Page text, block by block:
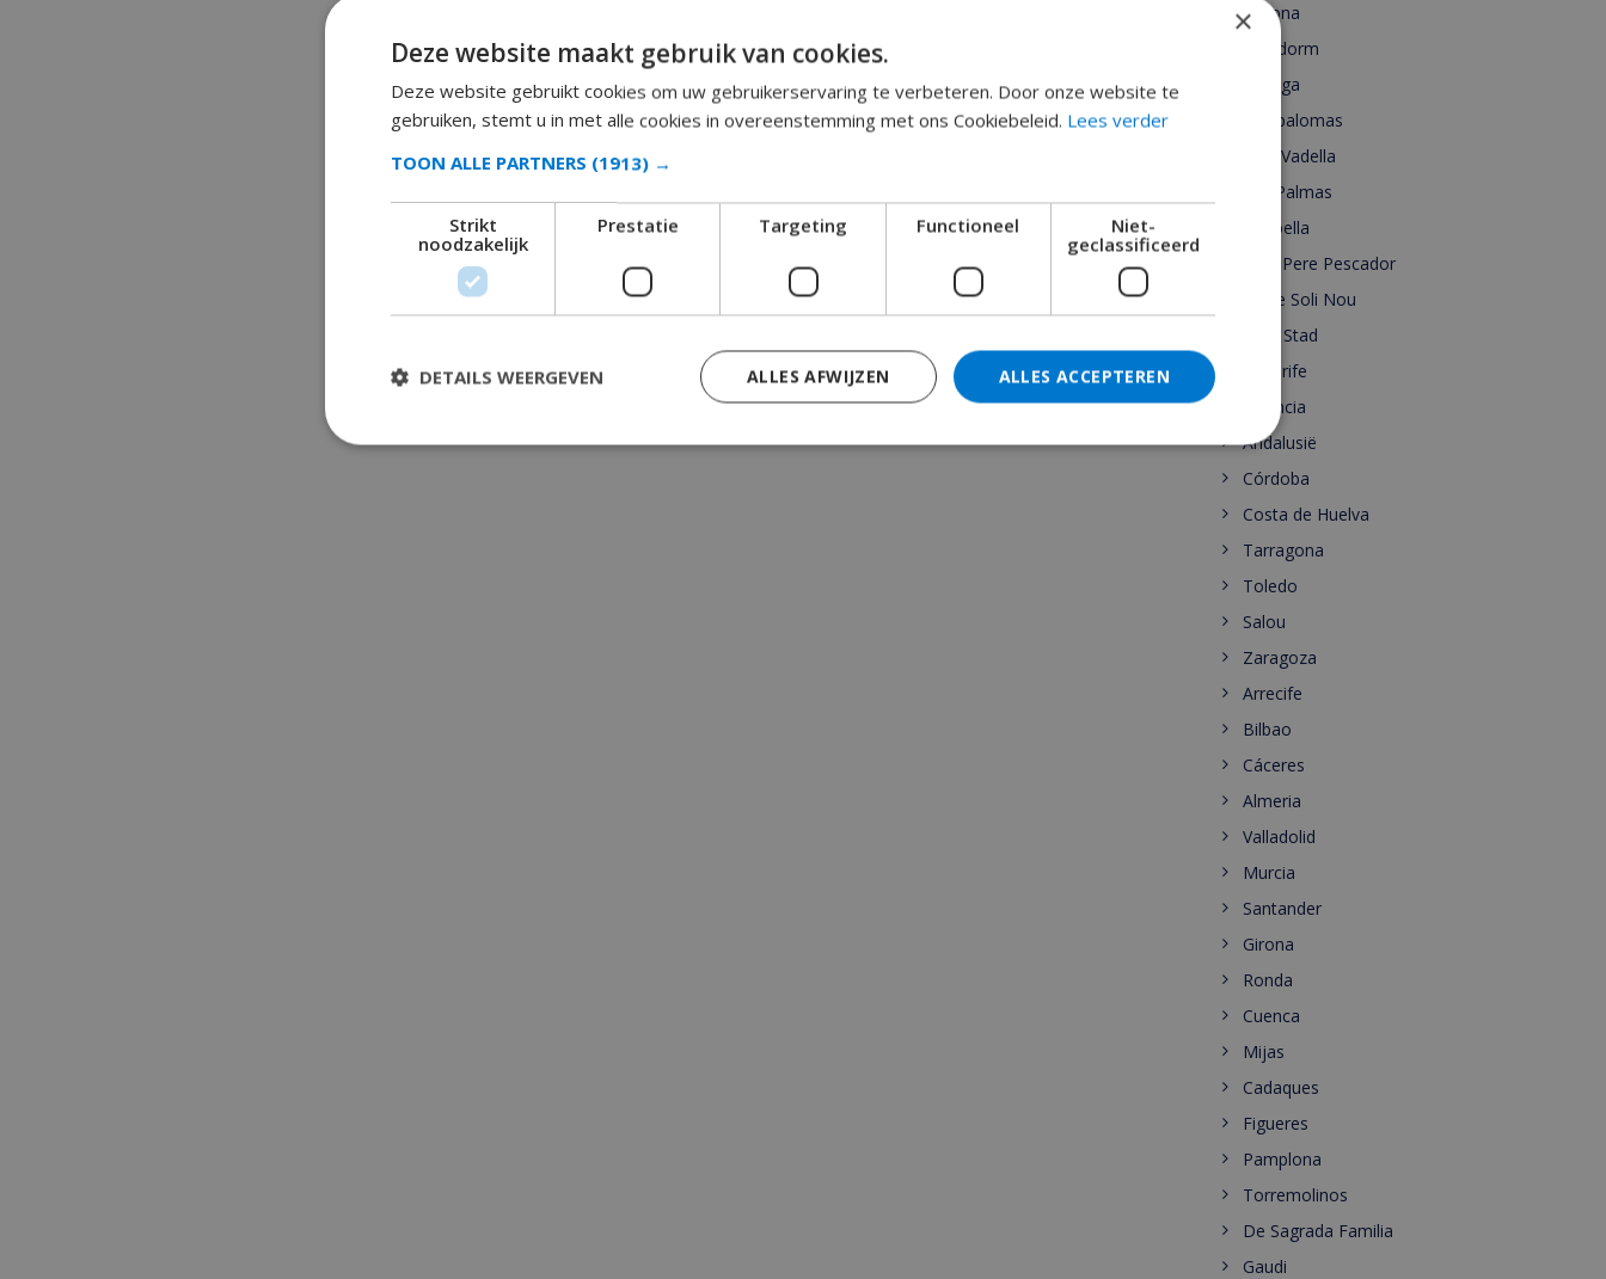
Gerona
Benidorm
Malaga
Maspalomas
Cala Vadella
Las Palmas
Marbella
Sant Pere Pescador
Torre Soli Nou
Ibiza Stad
Tenerife
Valencia
Andalusië
Córdoba
Costa de Huelva
Tarragona
Toledo
Salou
Zaragoza
Arrecife
Bilbao
Cáceres
Almeria
Valladolid
Murcia
Santander
Girona
Ronda
Cuenca
Mijas
Cadaques
Figueres
Pamplona
Torremolinos
De Sagrada Familia
Gaudi
×
Deze website maakt gebruik van cookies.
Deze website gebruikt cookies om uw gebruikerservaring te verbeteren. Door onze website te
gebruiken, stemt u in met alle cookies in overeenstemming met ons Cookiebeleid. Lees verder
TOON ALLE PARTNERS (1913) →
Strikt
noodzakelijk
Prestatie Targeting Functioneel
Niet-
geclassificeerd
ALLES ACCEPTEREN
ALLES AFWIJZEN
DETAILS WEERGEVEN